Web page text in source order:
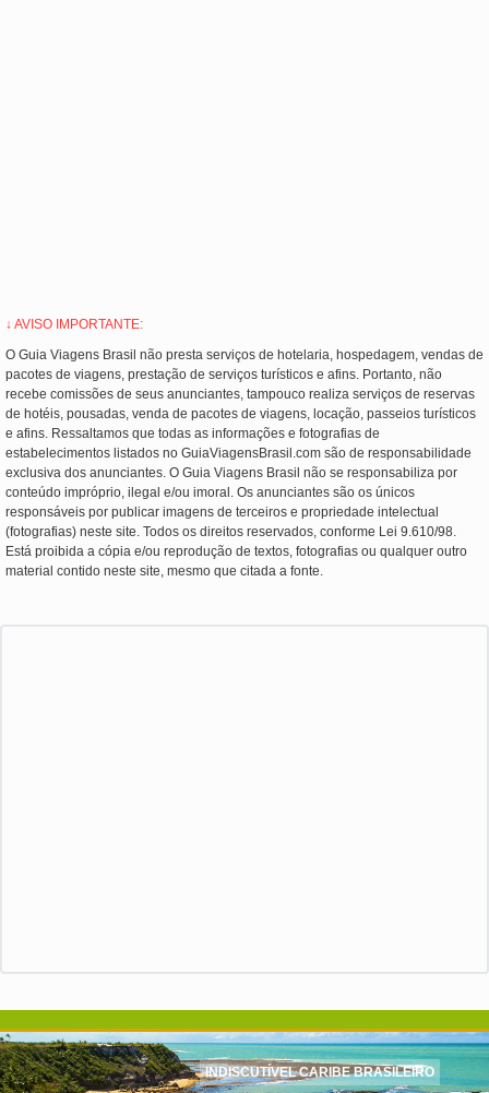
↓ AVISO IMPORTANTE:
O Guia Viagens Brasil não presta serviços de hotelaria, hospedagem, vendas de
pacotes de viagens, prestação de serviços turísticos e afins. Portanto, não
recebe comissões de seus anunciantes, tampouco realiza serviços de reservas
de hotéis, pousadas, venda de pacotes de viagens, locação, passeios turísticos
e afins. Ressaltamos que todas as informações e fotografias de
estabelecimentos listados no GuiaViagensBrasil.com são de responsabilidade
exclusiva dos anunciantes. O Guia Viagens Brasil não se responsabiliza por
conteúdo impróprio, ilegal e/ou imoral. Os anunciantes são os únicos
responsáveis por publicar imagens de terceiros e propriedade intelectual
(fotografias) neste site. Todos os direitos reservados, conforme Lei 9.610/98.
Está proibida a cópia e/ou reprodução de textos, fotografias ou qualquer outro
material contido neste site, mesmo que citada a fonte.
INDISCUTÍVEL CARIBE BRASILEIRO